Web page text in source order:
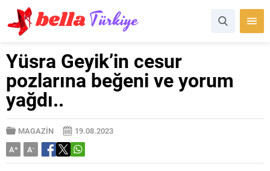
Yüsra Geyik’in cesur
pozlarına beğeni ve yorum
yağdı..
MAGAZİN
19.08.2023
A+ A-